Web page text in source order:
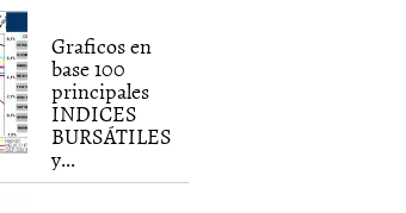
Graficos en
base 100
principales
INDICES
BURSÁTILES
y...